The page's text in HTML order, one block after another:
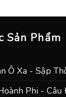
Sản Phẩm
Ô Xa - Sập
Phi - Câu